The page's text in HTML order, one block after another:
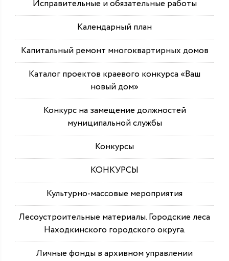
Исправительные и обязательные работы
Календарный план
Капитальный ремонт многоквартирных домов
Каталог проектов краевого конкурса «Ваш
новый дом»
Конкурс на замещение должностей
муниципальной службы
Конкурсы
КОНКУРСЫ
Культурно-массовые мероприятия
Лесоустроительные материалы. Городские леса
Находкинского городского округа.
Личные фонды в архивном управлении